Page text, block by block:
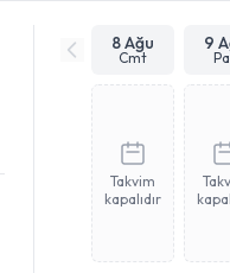
8 Ağu
Cmt
9
Takvim
kapalıdır